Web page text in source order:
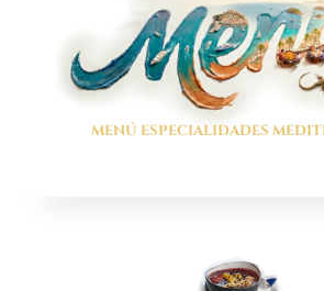
MENÚ ESPECIALIDADES